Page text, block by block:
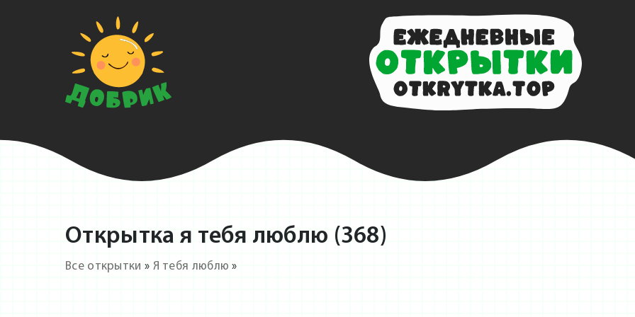
Открытка я тебя люблю (368)
Все открытки » Я тебя люблю »